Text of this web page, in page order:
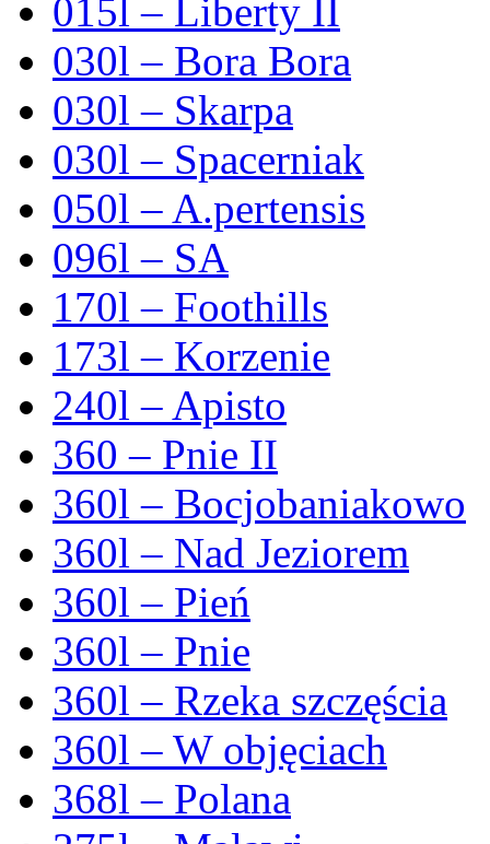
015l – Liberty II
030l – Bora Bora
030l – Skarpa
030l – Spacerniak
050l – A.pertensis
096l – SA
170l – Foothills
173l – Korzenie
240l – Apisto
360 – Pnie II
360l – Bocjobaniakowo
360l – Nad Jeziorem
360l – Pień
360l – Pnie
360l – Rzeka szczęścia
360l – W objęciach
368l – Polana